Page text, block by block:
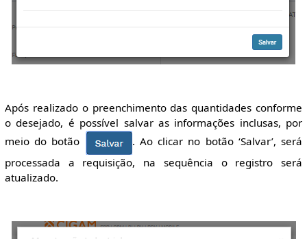
Após realizado o preenchimento das quantidades conforme
o desejado, é possível salvar as informações inclusas, por
meio do botão
. Ao clicar no botão ‘Salvar’, será
processada a requisição, na sequência o registro será
atualizado.